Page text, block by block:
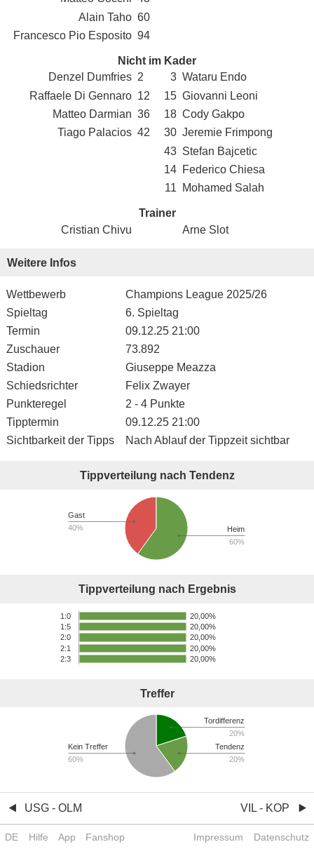
Alain Taho 60
Francesco Pio Esposito 94
Nicht im Kader
Denzel Dumfries 2 3 Wataru Endo
Raffaele Di Gennaro 12 15 Giovanni Leoni
Matteo Darmian 36 18 Cody Gakpo
Tiago Palacios 42 30 Jeremie Frimpong
43 Stefan Bajcetic
14 Federico Chiesa
11
Mohamed Salah
Trainer
Cristian Chivu
Arne Slot
Weitere Infos
Wettbewerb
Champions League 2025/26
Spieltag
6. Spieltag
Termin
09.12.25 21:00
Zuschauer
73.892
Stadion
Giuseppe Meazza
Schiedsrichter
Felix Zwayer
Punkteregel
2 - 4 Punkte
Tipptermin
09.12.25 21:00
Sichtbarkeit der Tipps
Nach Ablauf der Tippzeit sichtbar
Tippverteilung nach Tendenz
Heim
60%
Gast
40%
Tippverteilung nach Ergebnis
1:0
1:5
2:0
2:1
2:3
20,00%
20,00%
20,00%
20,00%
20,00%
Treffer
Tordifferenz
20%
Tendenz
20%
Kein Treffer
60%
USG - OLM VIL - KOP
DE Hilfe App Fanshop Impressum Datenschutz